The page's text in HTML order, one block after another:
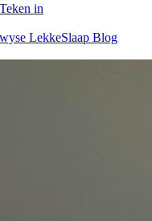
Teken in
LekkeSlaap Blog